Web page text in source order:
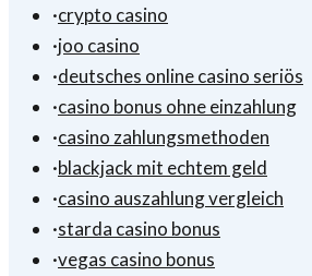
·crypto casino
·joo casino
·deutsches online casino seriös
·casino bonus ohne einzahlung
·casino zahlungsmethoden
·blackjack mit echtem geld
·casino auszahlung vergleich
·starda casino bonus
·vegas casino bonus